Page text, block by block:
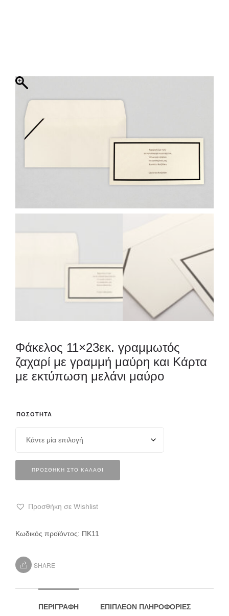
ΕΚΤΥΠΩΣΗ
0
Φάκελος 11×23εκ. γραμμωτός
ζαχαρί με γραμμή μαύρη και Κάρτα
με εκτύπωση μελάνι μαύρο
ΠΟΣΌΤΗΤΑ
ΠΡΟΣΘΉΚΗ ΣΤΟ ΚΑΛΆΘΙ
Προσθήκη σε Wishlist
Κωδικός προϊόντος: ΠΚ11
SHARE
ΠΕΡΙΓΡΑΦΉ ΕΠΙΠΛΈΟΝ ΠΛΗΡΟΦΟΡΊΕΣ